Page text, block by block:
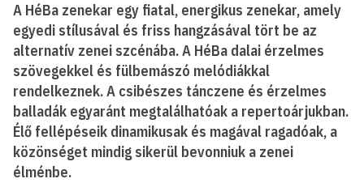
A HéBa zenekar egy fiatal, energikus zenekar, amely
egyedi stílusával és friss hangzásával tört be az
alternatív zenei szcénába. A HéBa dalai érzelmes
szövegekkel és fülbemászó melódiákkal
rendelkeznek. A csibészes tánczene és érzelmes
balladák egyaránt megtalálhatóak a repertoárjukban.
Élő fellépéseik dinamikusak és magával ragadóak, a
közönséget mindig sikerül bevonniuk a zenei
élménbe.